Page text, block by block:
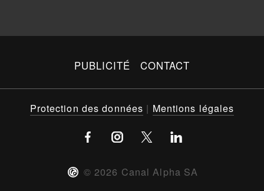
PUBLICITÉ CONTACT
© 2026 Canal Alpha SA
Protection des données | Mentions légales